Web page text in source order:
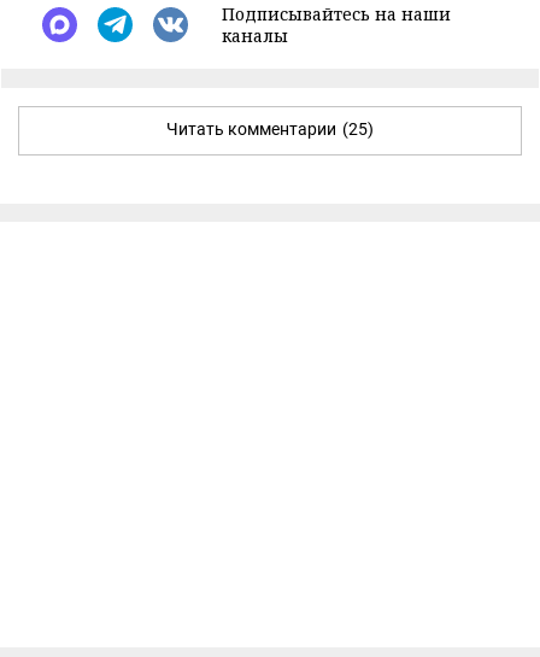
Подписывайтесь на наши
каналы
Читать комментарии (25)